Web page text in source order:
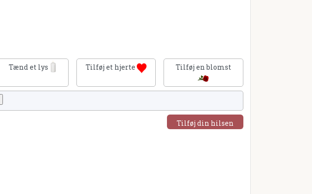
Tænd et lys Tilføj et hjerte Tilføj en blomst
Tilføj din hilsen